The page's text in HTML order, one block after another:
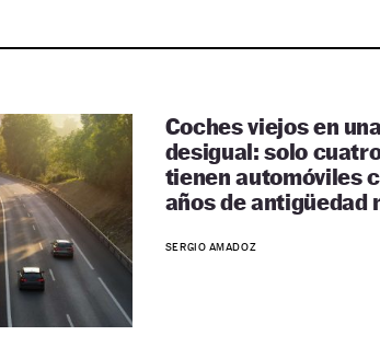
Coches viejos en
desigual: solo
tienen automóviles
años de antigüedad
SERGIO AMADOZ